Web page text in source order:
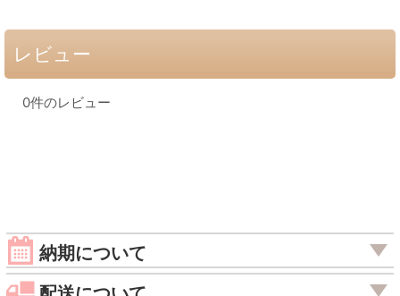
レビュー
0件のレビュー
納期について